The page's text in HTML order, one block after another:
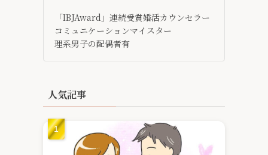
「IBJAward」連続受賞婚活カウンセラー
コミュニケーションマイスター
理系男子の配偶者有
人気記事